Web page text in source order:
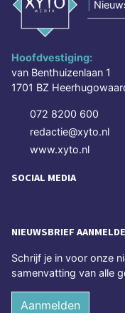
Hoofdvestiging:
van Benthuizenlaan 1
1701 BZ
072 8200 600
redactie@xyto.nl
www.xyto.nl
SOCIAL MEDIA
NIEUWSBRIEF
Schrijf je in voor onze
samenvatting van alle
Aanmelden